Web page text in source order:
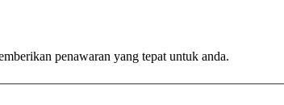
penawaran yang tepat untuk anda.